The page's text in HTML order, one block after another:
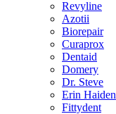
Revyline
Azotii
Biorepair
Curaprox
Dentaid
Domery
Dr. Steve
Erin Haiden
Fittydent